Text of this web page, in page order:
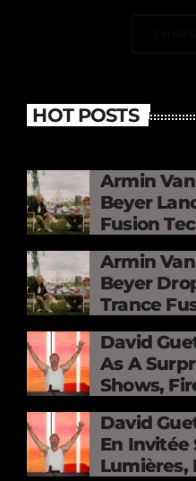
HOT POSTS
Armin
Beyer
Fusion
Armin
Beyer
Trance
David
As A
Shows,
France
David
En Invitée
Lumières,